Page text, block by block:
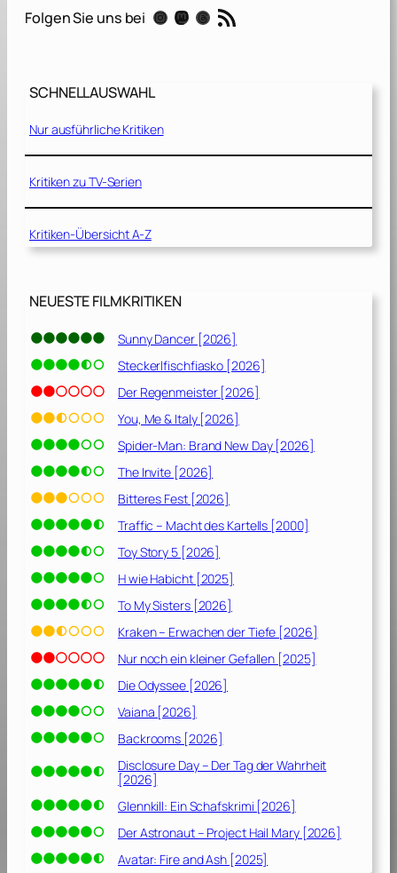
a
0
1
]
Folgen Sie uns bei Instagram Mastodon Threads RSS-Feed
SCHNELLAUSWAHL
Nur ausführliche Kritiken
Kritiken zu TV-Serien
Kritiken-Übersicht A-Z
NEUESTE FILMKRITIKEN
Sunny Dancer [2026]
Steckerlfischfiasko [2026]
Der Regenmeister [2026]
You, Me & Italy [2026]
Spider-Man: Brand New Day [2026]
The Invite [2026]
Bitteres Fest [2026]
Traffic – Macht des Kartells [2000]
Toy Story 5 [2026]
H wie Habicht [2025]
To My Sisters [2026]
Kraken – Erwachen der Tiefe [2026]
Nur noch ein kleiner Gefallen [2025]
Die Odyssee [2026]
Vaiana [2026]
Backrooms [2026]
Disclosure Day – Der Tag der Wahrheit
[2026]
Glennkill: Ein Schafskrimi [2026]
Der Astronaut – Project Hail Mary [2026]
Avatar: Fire and Ash [2025]